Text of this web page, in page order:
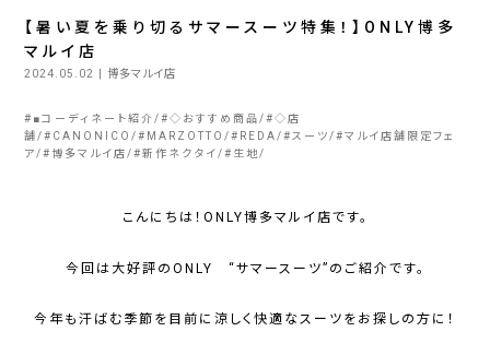
【暑い夏を乗り切るサマースーツ特集！】ONLY博多
マルイ店
2024.05.02 | 博多マルイ店
# ■コーディネート紹介 #◇おすすめ商品 #◇店
舗 # CANONICO # MARZOTTO # REDA # スーツ #マルイ店舗限定フェ
ア # 博多マルイ店 #新作ネクタイ # 生地
こんにちは！ONLY博多マルイ店です。
今回は大好評のONLY “サマースーツ”のご紹介です。
今年も汗ばむ季節を目前に涼しく快適なスーツをお探しの方に！